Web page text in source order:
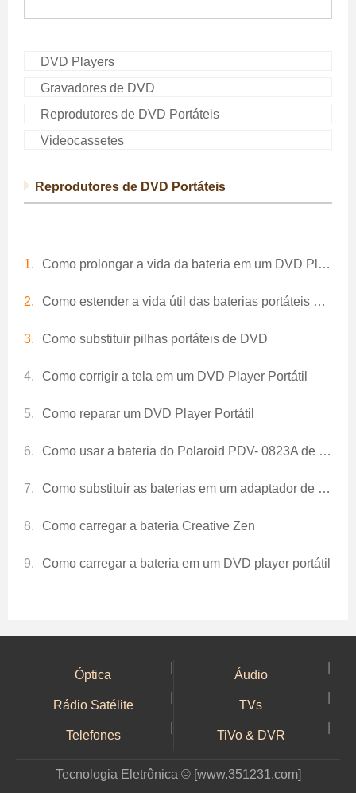
DVD Players
Gravadores de DVD
Reprodutores de DVD Portáteis
Videocassetes
Reprodutores de DVD Portáteis
Como prolongar a vida da bateria em um DVD Player Portátil
Como estender a vida útil das baterias portáteis de DVD
Como substituir pilhas portáteis de DVD
Como corrigir a tela em um DVD Player Portátil
Como reparar um DVD Player Portátil
Como usar a bateria do Polaroid PDV- 0823A de DVD portátil
Como substituir as baterias em um adaptador de energia
Como carregar a bateria Creative Zen
Como carregar a bateria em um DVD player portátil
Óptica Áudio
Rádio Satélite TVs
Telefones TiVo & DVR
Tecnologia Eletrônica © [www.351231.com]